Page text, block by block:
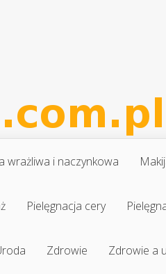
wrażliwa i naczynkowa
Pielęgnacja cery
Zdrowie Zdrowie a